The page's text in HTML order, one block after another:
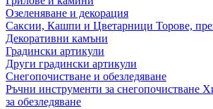
Озеленяване и декорация
Саксии, Кашпи и Цветарници Торове,
Декоративни камъни
Градински артикули
Други градински артикули
Снегопочистване и обезледяване
Ръчни инструменти за снегопочистване
за обезледяване